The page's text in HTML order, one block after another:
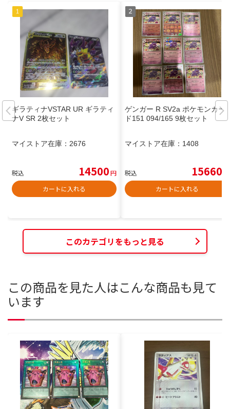
ギラティナVSTAR UR ギラティ
ナV SR 2枚セット
マイストア在庫： 2676
税込 14500円
カートに入れる
ゲンガー R SV2a ポケモンカー
ド151 094/165 9枚セット
マイストア在庫： 1408
税込 15660
カートに入れる
このカテゴリをもっと見る
この商品を見た人はこんな商品も見て
います